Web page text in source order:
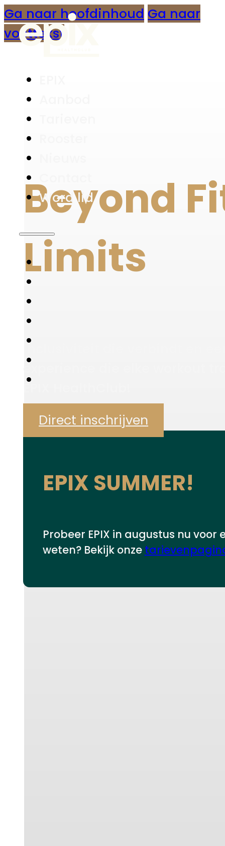
Ga naar hoofdinhoud Ga naar
voettekst
Word lid
Beyond
Limits
Energie die motiveert,
inclusiviteit die verbindt en
experience die elke workout
EPIX HealthClub!
Direct inschrijven
EPIX SUMMER!
Probeer EPIX in augustus nu
weten? Bekijk onze